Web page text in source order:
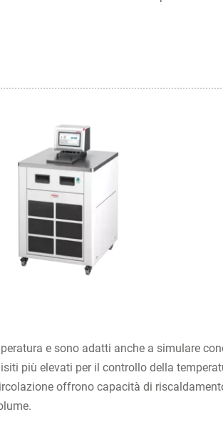
e sono adatti anche a simulare
più elevati per il controllo della
offrono capacità di